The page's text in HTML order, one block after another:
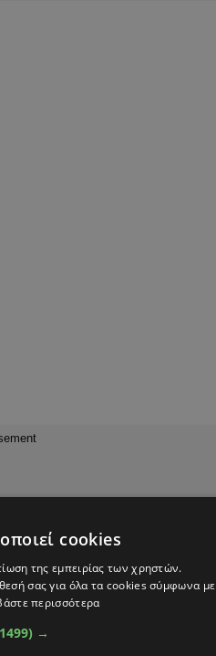
cookies
της εμπειρίας των χρηστών.
σας για όλα τα cookies σύμφωνα με
περισσότερα
→